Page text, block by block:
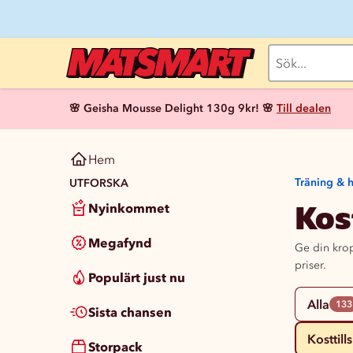
🌸 Geisha Mousse Delight 130g 9kr! 🌸 Till dealen
Hem
UTFORSKA
Nyinkommet
Megafynd
Populärt just nu
Sista chansen
Storpack
Träning &
Ge din
priser.
Alla 133